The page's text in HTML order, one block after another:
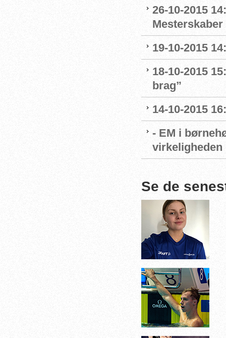
26-10-2015
19-10-2015
18-10-2015
brag”
14-10-2015
- EM i
virkeligheden
Se de